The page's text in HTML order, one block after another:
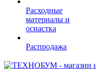
Расходные
материалы и
оснастка
Распродажа